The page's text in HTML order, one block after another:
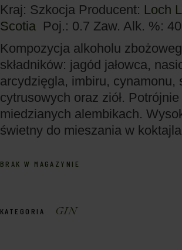
Kraj: Szkocja Producent: Loch
Scotia Poj.: 0.7 Zaw. Alk. %:
Kompozycja alkoholu
składników: jagód jałowca,
arcydzięgla, imbiru, cynamonu,
cytrusowych oraz ziół.
miedzianych alembikach.
świetny do mieszania w
BRAK W MAGAZYNIE
KATEGORIA GIN